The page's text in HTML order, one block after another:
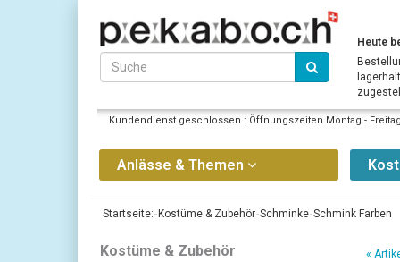
Heute
Kundendienst geschlossen : Öffnungszeiten Montag -
Anlässe & Themen
Startseite: Kostüme & Zubehör Schminke Schmink Farben
Kostüme & Zubehör «